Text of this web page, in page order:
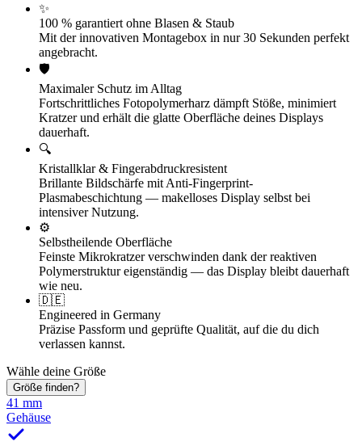
✨
100 % garantiert ohne Blasen & Staub
Mit der innovativen Montagebox in nur 30 Sekunden perfekt
angebracht.
🛡️
Maximaler Schutz im Alltag
Fortschrittliches Fotopolymerharz dämpft Stöße, minimiert
Kratzer und erhält die glatte Oberfläche deines Displays
dauerhaft.
🔍
Kristallklar & Fingerabdruckresistent
Brillante Bildschärfe mit Anti-Fingerprint-
Plasmabeschichtung — makelloses Display selbst bei
intensiver Nutzung.
⚙️
Selbstheilende Oberfläche
Feinste Mikrokratzer verschwinden dank der reaktiven
Polymerstruktur eigenständig — das Display bleibt dauerhaft
wie neu.
🇩🇪
Engineered in Germany
Präzise Passform und geprüfte Qualität, auf die du dich
verlassen kannst.
Wähle deine Größe
Größe finden?
41 mm
Gehäuse